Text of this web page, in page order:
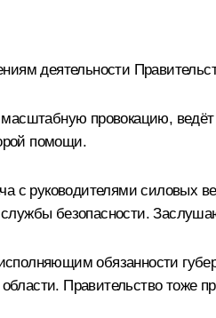
деятельности
провокацию,
помощи.
с руководителями
безопасности.
обязанности
Правительство тоже